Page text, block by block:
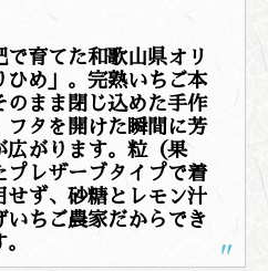
育てた和歌山県オリ
め」。 完熟いちご本
のまま閉じ込めた手作
フタを開けた瞬間に芳
がります。 粒（果
プレザーブタイプで着
せず、砂糖とレモン汁
いちご農家だからでき